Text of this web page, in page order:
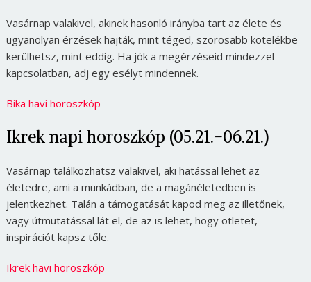
Vasárnap valakivel, akinek hasonló irányba tart az élete és
ugyanolyan érzések hajták, mint téged, szorosabb kötelékbe
kerülhetsz, mint eddig. Ha jók a megérzéseid mindezzel
kapcsolatban, adj egy esélyt mindennek.
Bika havi horoszkóp
Ikrek napi horoszkóp (05.21.-06.21.)
Vasárnap találkozhatsz valakivel, aki hatással lehet az
életedre, ami a munkádban, de a magánéletedben is
jelentkezhet. Talán a támogatását kapod meg az illetőnek,
vagy útmutatással lát el, de az is lehet, hogy ötletet,
inspirációt kapsz tőle.
Ikrek havi horoszkóp